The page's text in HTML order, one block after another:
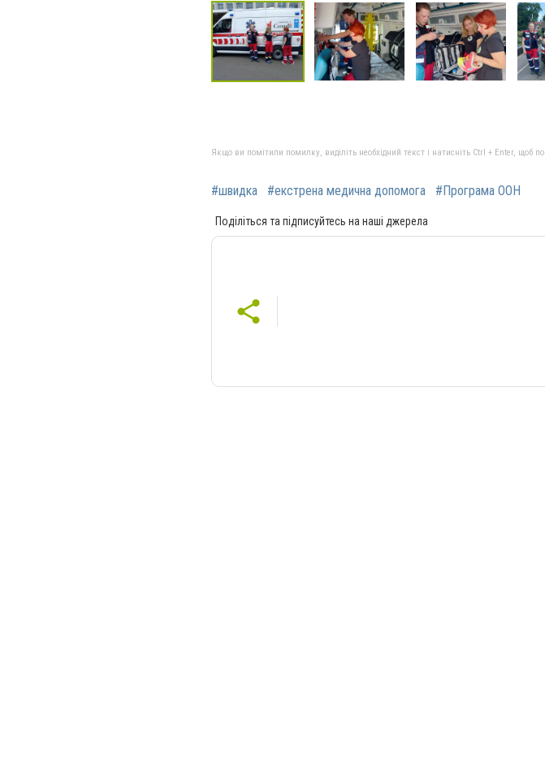
Якщо ви помітили помилку, виділіть необхідний текст і натисніть Ctrl + Enter, щоб
#швидка #екстрена медична допомога #Програма ООН
Поділіться та підписуйтесь на наші джерела